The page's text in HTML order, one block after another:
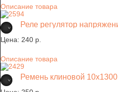
Описание товара
Цена: 240 p.
Описание товара
Ремень клиновой 10х1300